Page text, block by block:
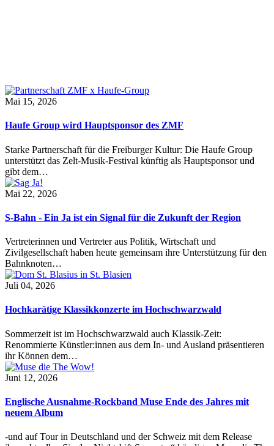
Mai 15, 2026
Haufe Group wird Hauptsponsor des ZMF
Starke Partnerschaft für die Freiburger Kultur: Die Haufe Group
unterstützt das Zelt-Musik-Festival künftig als Hauptsponsor und
gibt dem…
Mai 22, 2026
S-Bahn - Ein Ja ist ein Signal für die Zukunft der Region
Vertreterinnen und Vertreter aus Politik, Wirtschaft und
Zivilgesellschaft haben heute gemeinsam ihre Unterstützung für den
Bahnknoten…
Juli 04, 2026
Hochkarätige Klassikkonzerte im Hochschwarzwald
Sommerzeit ist im Hochschwarzwald auch Klassik-Zeit:
Renommierte Künstler:innen aus dem In- und Ausland präsentieren
ihr Können dem…
Juni 12, 2026
Englische Ausnahme-Rockband Muse Ende des Jahres mit
neuem Album
-und auf Tour in Deutschland und der Schweiz mit dem Release